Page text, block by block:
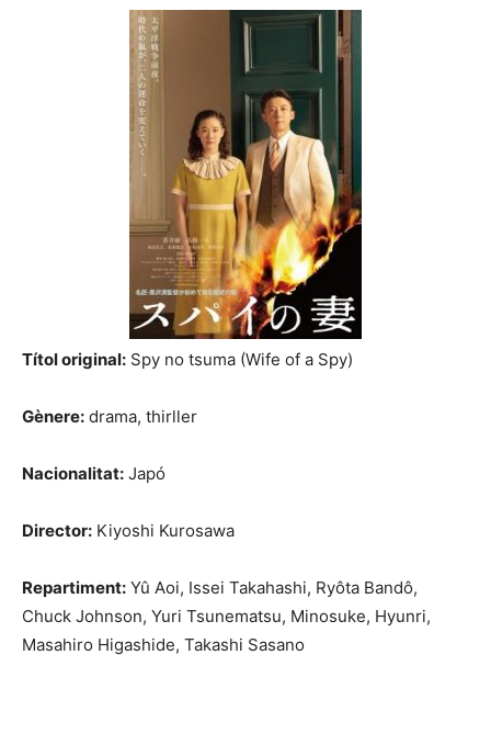
Títol original: Spy no tsuma (Wife of a Spy)
Gènere: drama, thirller
Nacionalitat: Japó
Director: Kiyoshi Kurosawa
Repartiment: Yû Aoi, Issei Takahashi, Ryôta Bandô,
Chuck Johnson, Yuri Tsunematsu, Minosuke, Hyunri,
Masahiro Higashide, Takashi Sasano